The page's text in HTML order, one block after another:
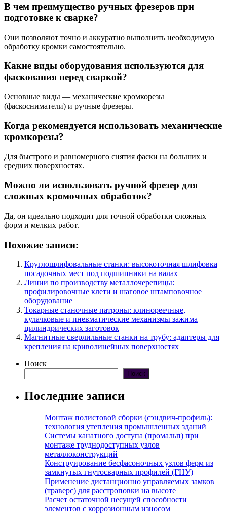
В чем преимущество ручных фрезеров при
подготовке к сварке?
Они позволяют точно и аккуратно выполнить необходимую
обработку кромки самостоятельно.
Какие виды оборудования используются для
фаскования перед сваркой?
Основные виды — механические кромкорезы
(фаскосниматели) и ручные фрезеры.
Когда рекомендуется использовать механические
кромкорезы?
Для быстрого и равномерного снятия фаски на больших и
средних поверхностях.
Можно ли использовать ручной фрезер для
сложных кромочных обработок?
Да, он идеально подходит для точной обработки сложных
форм и мелких работ.
Похожие записи:
Круглошлифовальные станки: высокоточная шлифовка
посадочных мест под подшипники на валах
Линии по производству металлочерепицы:
профилировочные клети и шаговое штамповочное
оборудование
Токарные станочные патроны: клинореечные,
кулачковые и пневматические механизмы зажима
цилиндрических заготовок
Магнитные сверлильные станки на трубу: адаптеры для
крепления на криволинейных поверхностях
Поиск
Поиск
Последние записи
Монтаж полистовой сборки (сэндвич-профиль):
технология утепления промышленных зданий
Системы канатного доступа (промальп) при
монтаже труднодоступных узлов
металлоконструкций
Конструирование бесфасоночных узлов ферм из
замкнутых гнутосварных профилей (ГНУ)
Применение дистанционно управляемых замков
(траверс) для расстроповки на высоте
Расчет остаточной несущей способности
элементов с коррозионным износом